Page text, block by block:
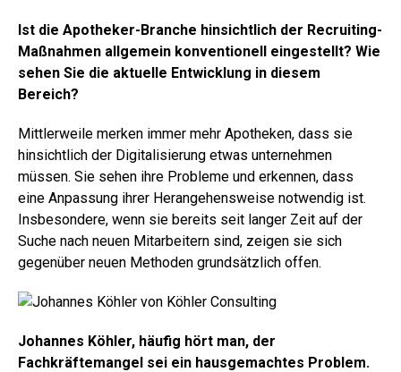
Ist die Apotheker-Branche hinsichtlich der Recruiting-
Maßnahmen allgemein konventionell eingestellt? Wie
sehen Sie die aktuelle Entwicklung in diesem
Bereich?
Mittlerweile merken immer mehr Apotheken, dass sie
hinsichtlich der Digitalisierung etwas unternehmen
müssen. Sie sehen ihre Probleme und erkennen, dass
eine Anpassung ihrer Herangehensweise notwendig ist.
Insbesondere, wenn sie bereits seit langer Zeit auf der
Suche nach neuen Mitarbeitern sind, zeigen sie sich
gegenüber neuen Methoden grundsätzlich offen.
Johannes Köhler, häufig hört man, der
Fachkräftemangel sei ein hausgemachtes Problem.